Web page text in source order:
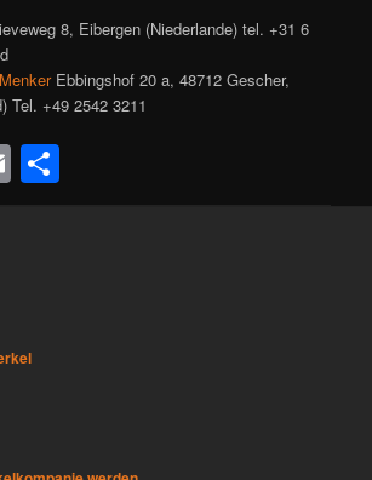
8, Eibergen (Niederlande) tel. +31 6
Ebbingshof 20 a, 48712 Gescher,
Tel. +49 2542 3211
Email